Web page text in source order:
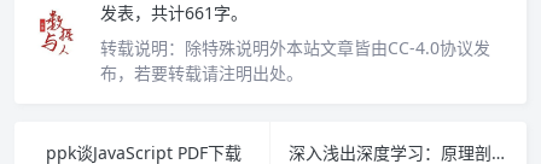
发表，共计661字。
转载说明： 除特殊说明外本站文章皆由CC-4.0协议发
布，若要转载请注明出处。
ppk谈JavaScript PDF下载
深入浅出深度学习：原理剖析与Python实践 PDF下载